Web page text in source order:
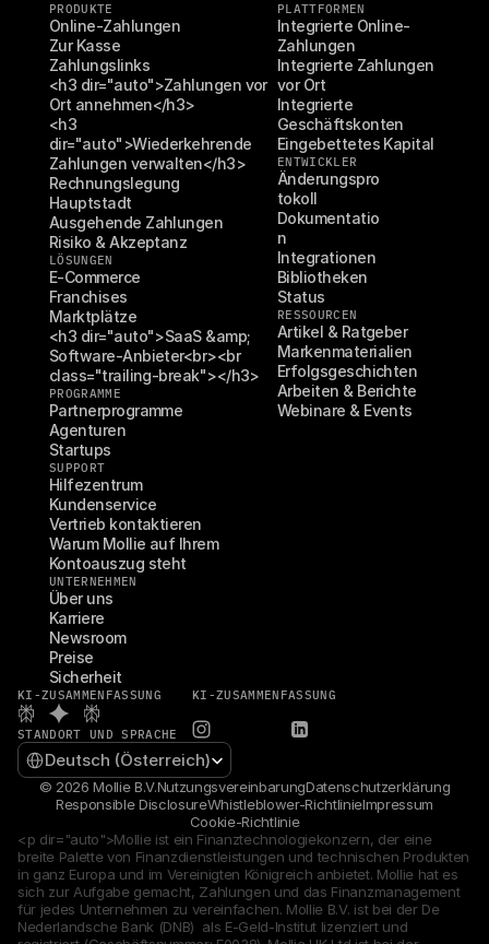
PRODUKTE
Online-Zahlungen
Zur Kasse
Zahlungslinks
<h3 dir="auto">Zahlungen vor
Ort annehmen</h3>
<h3
dir="auto">Wiederkehrende
Zahlungen verwalten</h3>
Rechnungslegung
Hauptstadt
Ausgehende Zahlungen
Risiko & Akzeptanz
LÖSUNGEN
E-Commerce
Franchises
Marktplätze
<h3 dir="auto">SaaS &amp;
Software-Anbieter<br><br
class="trailing-break"></h3>
PROGRAMME
Partnerprogramme
Agenturen
Startups
SUPPORT
Hilfezentrum
Kundenservice
Vertrieb kontaktieren
Warum Mollie auf Ihrem
Kontoauszug steht
UNTERNEHMEN
Über uns
Karriere
Newsroom
Preise
Sicherheit
PLATTFORMEN
Integrierte Online-
Zahlungen
Integrierte Zahlungen
vor Ort
Integrierte
Geschäftskonten
Eingebettetes Kapital
ENTWICKLER
Änderungspro
tokoll
Dokumentatio
n
Integrationen
Bibliotheken
Status
RESSOURCEN
Artikel & Ratgeber
Markenmaterialien
Erfolgsgeschichten
Arbeiten & Berichte
Webinare & Events
KI-ZUSAMMENFASSUNG KI-ZUSAMMENFASSUNG
STANDORT UND SPRACHE
Select Language
Deutsch (Österreich)
© 2026 Mollie B.V.NutzungsvereinbarungDatenschutzerklärung
Responsible DisclosureWhistleblower-RichtlinieImpressum
Cookie-Richtlinie
<p dir="auto">Mollie ist ein Finanztechnologiekonzern, der eine
breite Palette von Finanzdienstleistungen und technischen Produkten
in ganz Europa und im Vereinigten Königreich anbietet. Mollie hat es
sich zur Aufgabe gemacht, Zahlungen und das Finanzmanagement
für jedes Unternehmen zu vereinfachen. Mollie B.V. ist bei der De
Nederlandsche Bank (DNB)  als E-Geld-Institut lizenziert und